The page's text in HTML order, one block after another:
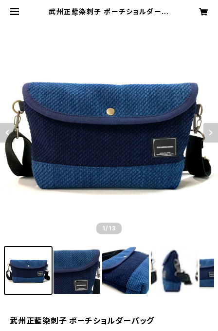
武州正藍染刺子 ポーチショルダーバ
1 /13
武州正藍染刺子 ポーチショルダーバッグ